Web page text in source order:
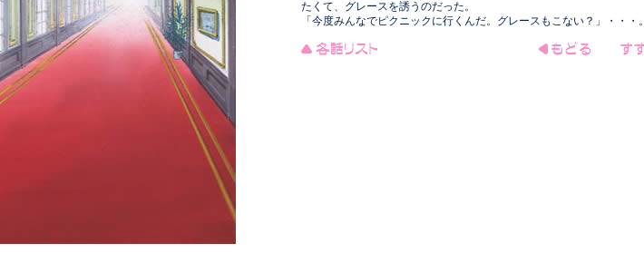
たくて、グレースを誘うのだった。
「今度みんなでピクニックに行くんだ。グレースもこない？」・・・。